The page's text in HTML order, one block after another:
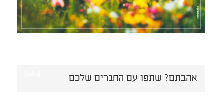
אהבתם? שתפו עם החברים שלכם